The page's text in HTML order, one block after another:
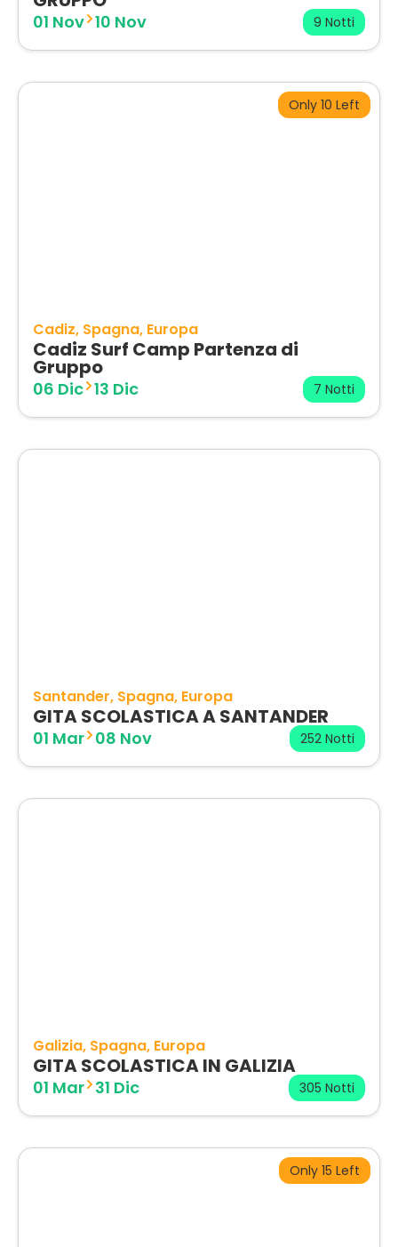
01 Nov 10 Nov 9 Notti
Only 10 Left
Cadiz Spagna Europa
Cadiz Surf Camp Partenza di
Gruppo
06 Dic 13 Dic 7 Notti
Santander Spagna Europa
GITA SCOLASTICA A SANTANDER
01 Mar 08 Nov 252 Notti
Galizia Spagna Europa
GITA SCOLASTICA IN GALIZIA
01 Mar 31 Dic 305 Notti
Only 15 Left